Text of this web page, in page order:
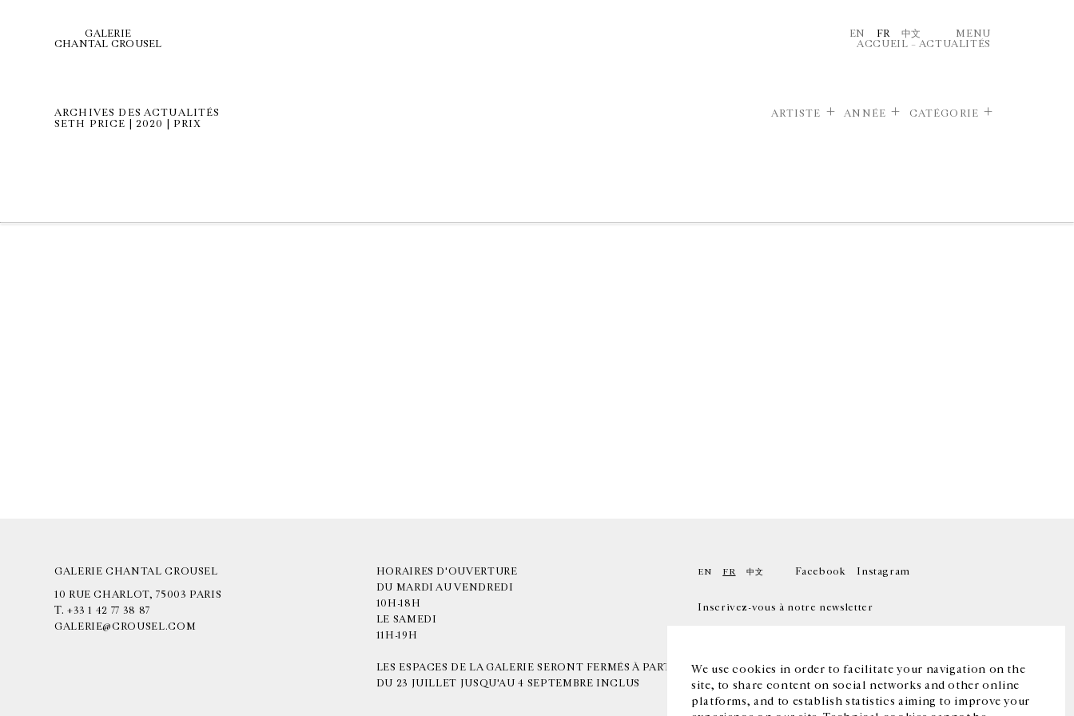
We use cookies in order to facilitate your navigation on the
site, to share content on social networks and other online
platforms, and to establish statistics aiming to improve your
GALERIE
CHANTAL CROUSEL
EN FR 中文
MENU
ACCUEIL – ACTUALITÉS
ARCHIVES DES ACTUALITÉS
SETH PRICE | 2020 | PRIX
ARTISTE ANNÉE CATÉGORIE
GALERIE CHANTAL CROUSEL
10 RUE CHARLOT, 75003 PARIS
T. +33 1 42 77 38 87
GALERIE@CROUSEL.COM
HORAIRES D'OUVERTURE
DU MARDI AU VENDREDI
10H-18H
LE SAMEDI
11H-19H
LES ESPACES DE LA GALERIE SERONT FERMÉS À PARTIR
DU 23 JUILLET JUSQU'AU 4 SEPTEMBRE INCLUS
EN FR 中文 Facebook Instagram
Inscrivez-vous à notre newsletter